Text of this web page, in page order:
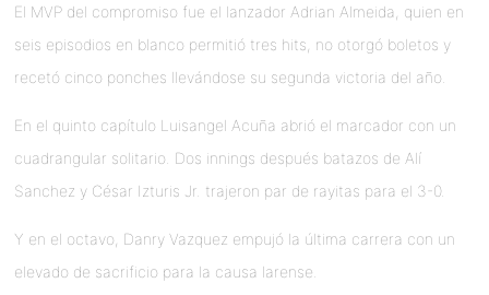
El MVP del compromiso fue el lanzador Adrian Almeida, quien en
seis episodios en blanco permitió tres hits, no otorgó boletos y
recetó cinco ponches llevándose su segunda victoria del año.
En el quinto capítulo Luisangel Acuña abrió el marcador con un
cuadrangular solitario. Dos innings después batazos de Alí
Sanchez y César Izturis Jr. trajeron par de rayitas para el 3-0.
Y en el octavo, Danry Vazquez empujó la última carrera con un
elevado de sacrificio para la causa larense.